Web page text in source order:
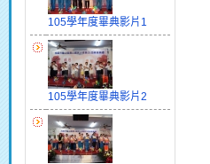
105學年度畢典影片1
105學年度畢典影片2